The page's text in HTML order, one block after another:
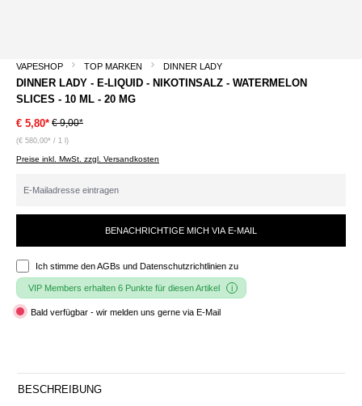
VAPESHOP TOP MARKEN DINNER LADY
DINNER LADY - E-LIQUID - NIKOTINSALZ - WATERMELON
SLICES - 10 ML - 20 MG
€ 5,80* € 9,00*
(€ 580,00* / 1 l)
Preise inkl. MwSt. zzgl. Versandkosten
BENACHRICHTIGE MICH VIA E-MAIL
Ich stimme denAGBs und Datenschutzrichtlinien zu
VIP Members erhalten 6 Punkte für diesen Artikel
Bald verfügbar - wir melden uns gerne via E-Mail
BESCHREIBUNG